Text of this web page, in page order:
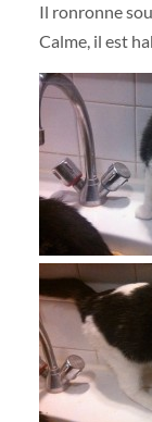
Il ronronne
Calme, il est